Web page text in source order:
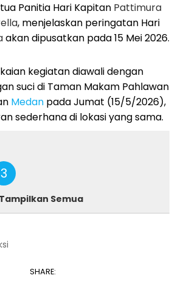
Panitia Hari Kapitan Pattimura
, menjelaskan peringatan Hari
akan dipusatkan pada 15 Mei 2026.
kegiatan diawali dengan
suci di Taman Makam Pahlawan
Medan pada Jumat (15/5/2026),
sederhana di lokasi yang sama.
3
Tampilkan Semua
SHARE: